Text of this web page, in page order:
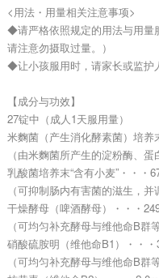
<用法・用量相关注意事项>
◆请严格依照规定的用法与用量
请注意勿摄取过量。）
◆让小孩服用时，请家长或监护
【成分与功效】
27锭中（成人1天服用量）
米麴菌（产生消化酵素菌）培养
（由米麴菌所产生的淀粉酶、
乳酸菌培养末“含有小麦”・・・
（可抑制肠内有害菌的滋生，并
干燥酵母（啤酒酵母）・・・
（可均匀补充酵母与维他命B群
硝酸硫胺明（维他命B1）・・
（可均匀补充酵母与维他命B群